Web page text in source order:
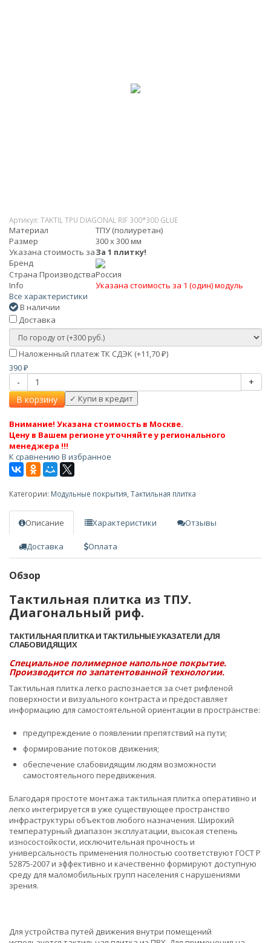
Артикул: TAKTIL TPU DIAGONAL RIF 300*300 GLUE
Материал
ТПУ (полиуретан)
Размер
300 х 300 мм
Указана стоимость заЗа 1 плитку!
Бренд
Страна ПроизводстваРоссия
Info
Указана стоимость за 1 (один) модуль
Все характеристики
В наличии
Доставка
Наложенный платеж ТК СДЭК (+11,70 ₽)
390 ₽
-
+
В корзину
Внимание! Указана стоимость в Москве.
Цену в Вашем регионе уточняйте у регионального
менеджера !!!
К сравнению В избранное
Категории: Модульные покрытия Тактильная плитка
Описание Характеристики Отзывы
Доставка Оплата
Обзор
Тактильная плитка из ТПУ.
Диагональный риф.
ТАКТИЛЬНАЯ ПЛИТКА И ТАКТИЛЬНЫЕ УКАЗАТЕЛИ ДЛЯ
СЛАБОВИДЯЩИХ
Специальное полимерное напольное покрытие.
Производится по запатентованной технологии.
Тактильная плитка легко распознается за счет рифленой
поверхности и визуального контраста и предоставляет
информацию для самостоятельной ориентации в пространстве:
предупреждение о появлении препятствий на пути;
формирование потоков движения;
обеспечение слабовидящим людям возможности
самостоятельного передвижения.
Благодаря простоте монтажа тактильная плитка оперативно и
легко интегрируется в уже существующее пространство
инфраструктуры объектов любого назначения. Широкий
температурный диапазон эксплуатации, высокая степень
износостойкости, исключительная прочность и
универсальность применения полностью соответствуют ГОСТ Р
52875-2007 и эффективно и качественно формируют доступную
среду для маломобильных групп населения с нарушениями
зрения.
Для устройства путей движения внутри помещений